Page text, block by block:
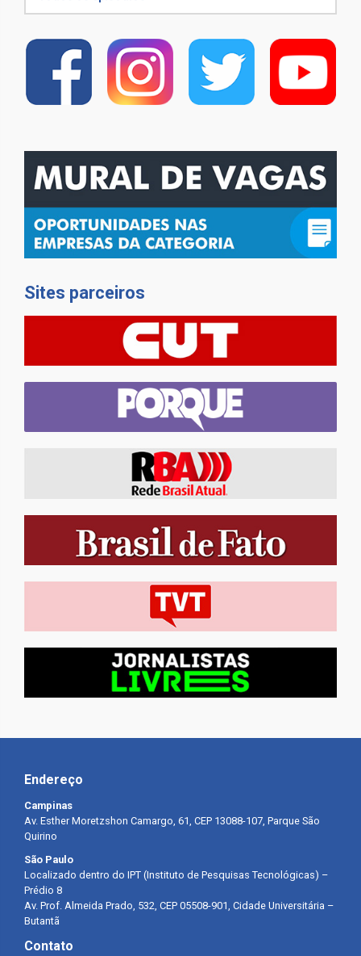
Sites parceiros
Endereço
Campinas
Av. Esther Moretzshon Camargo, 61, CEP 13088-107, Parque São
Quirino
São Paulo
Localizado dentro do IPT (Instituto de Pesquisas Tecnológicas) –
Prédio 8
Av. Prof. Almeida Prado, 532, CEP 05508-901, Cidade Universitária –
Butantã
Contato